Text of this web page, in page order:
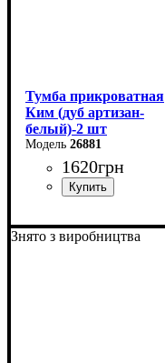
Тумба прикроватная
Ким (дуб артизан-
белый)-2 шт
26881
1620грн
Ширина: 42,5 см
Знято з виробництва